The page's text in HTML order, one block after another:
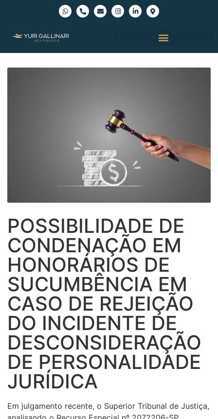
POSSIBILIDADE DE
CONDENAÇÃO EM
HONORÁRIOS DE
SUCUMBÊNCIA EM
CASO DE REJEIÇÃO
DO INCIDENTE DE
DESCONSIDERAÇÃO
DE PERSONALIDADE
JURÍDICA
Em julgamento recente, o Superior Tribunal de Justiça,